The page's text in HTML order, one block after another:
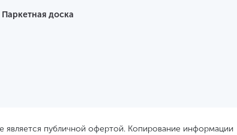
Паркетная доска
публичной офертой. Копирование информации